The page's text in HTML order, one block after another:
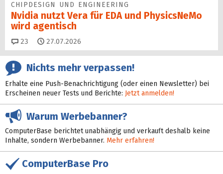
CHIPDESIGN UND ENGINEERING
Nvidia nutzt Vera für EDA und PhysicsNeMo
wird agentisch
23 Kommentare
27.07.2026
Nichts mehr verpassen!
Erhalte eine Push-Benachrichtigung (oder einen Newsletter) bei
Erscheinen neuer Tests und Berichte: Jetzt anmelden!
Warum Werbebanner?
ComputerBase berichtet unabhängig und verkauft deshalb keine
Inhalte, sondern Werbebanner. Mehr erfahren!
ComputerBase Pro